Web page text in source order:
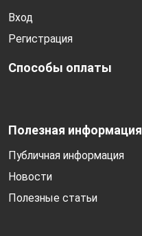
Вход
Регистрация
Способы оплаты
Полезная информация
Публичная информация
Новости
Полезные статьи